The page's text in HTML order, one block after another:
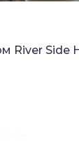
River Side